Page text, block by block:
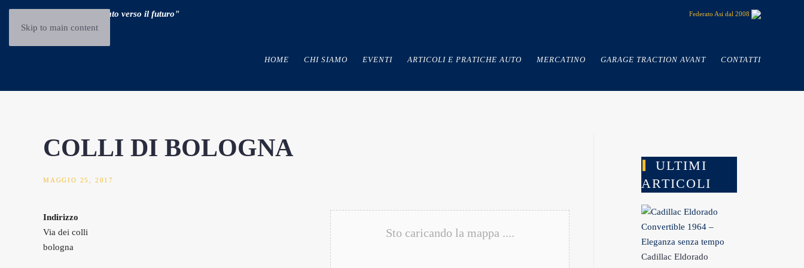
Skip to main content
"Guidare il passato verso il futuro" Federato Asi dal 2008
HOME CHI SIAMO EVENTI ARTICOLI E PRATICHE AUTO MERCATINO GARAGE TRACTION AVANT CONTATTI
COLLI DI BOLOGNA
MAGGIO 25, 2017
Sto caricando la mappa ....
Indirizzo
Via dei colli
bologna
ULTIMI
ARTICOLI
Cadillac Eldorado